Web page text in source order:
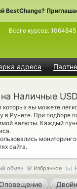
BestChange?
адреса
Всего курсов: 1064845
Наличные
вы можете
Рунете. При подборе
валюты. Каждый
сайта.
обмен Избранное